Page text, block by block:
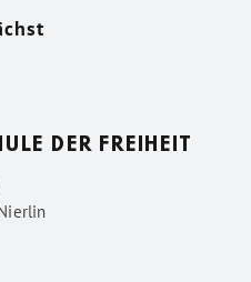
DER FREIHEIT